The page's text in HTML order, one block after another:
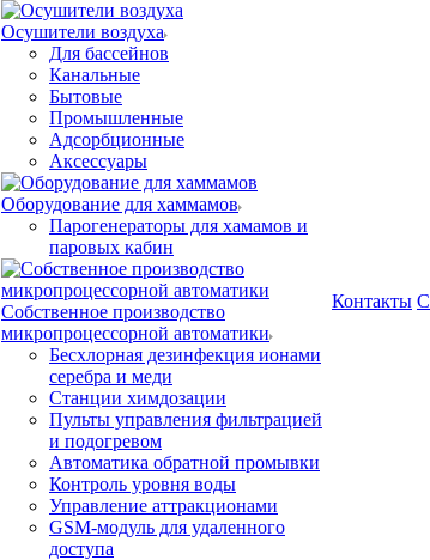
Осушители воздуха
Для бассейнов
Канальные
Бытовые
Промышленные
Адсорбционные
Аксессуары
Оборудование для хаммамов
Парогенераторы для хамамов и
паровых кабин
Собственное производство
микропроцессорной автоматики
Беcхлорная дезинфекция ионами
серебра и меди
Станции химдозации
Пульты управления фильтрацией
и подогревом
Автоматика обратной промывки
Контроль уровня воды
Управление аттракционами
GSM-модуль для удаленного
доступа
Контакты